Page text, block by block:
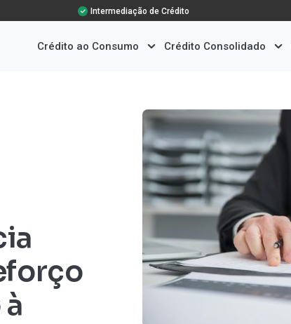
Intermediação de Crédito
Crédito ao Consumo Crédito Consolidado